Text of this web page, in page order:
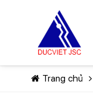
Trang chủ